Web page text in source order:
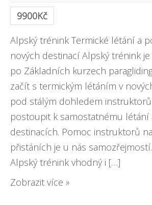
h
a
n
d
V
i
e
w
s
N
v
i
g
a
t
i
o
n
9900Kč
Alpský trénink Termické létání a
nových destinací Alpský trénink
po Základních kurzech
začít s termickým létáním v
pod stálým dohledem
postoupit k samostatnému létání
destinacích. Pomoc instruktorů
přistáních je u nás
Alpský trénink vhodný i […]
Zobrazit více »